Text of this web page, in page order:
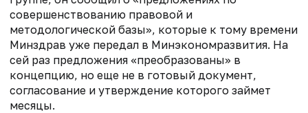
совершенствованию правовой и
методологической базы», которые к тому времени
Минздрав уже передал в Минэкономразвития. На
сей раз предложения «преобразованы» в
концепцию, но еще не в готовый документ,
согласование и утверждение которого займет
месяцы.